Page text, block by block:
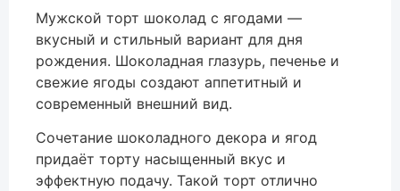
Мужской торт шоколад с ягодами —
вкусный и стильный вариант для дня
рождения. Шоколадная глазурь, печенье и
свежие ягоды создают аппетитный и
современный внешний вид.
Сочетание шоколадного декора и ягод
придаёт торту насыщенный вкус и
эффектную подачу. Такой торт отлично